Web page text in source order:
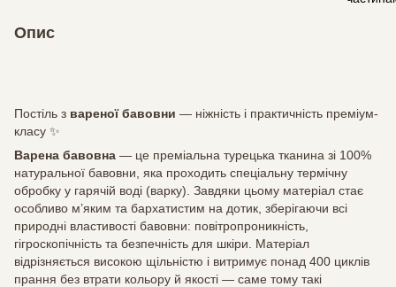
Опис
Постіль з вареної бавовни — ніжність і практичність преміум-
класу ✨
Варена бавовна — це преміальна турецька тканина зі 100%
натуральної бавовни, яка проходить спеціальну термічну
обробку у гарячій воді (варку). Завдяки цьому матеріал стає
особливо м’яким та бархатистим на дотик, зберігаючи всі
природні властивості бавовни: повітропроникність,
гігроскопічність та безпечність для шкіри. Матеріал
відрізняється високою щільністю і витримує понад 400 циклів
прання без втрати кольору й якості — саме тому такі